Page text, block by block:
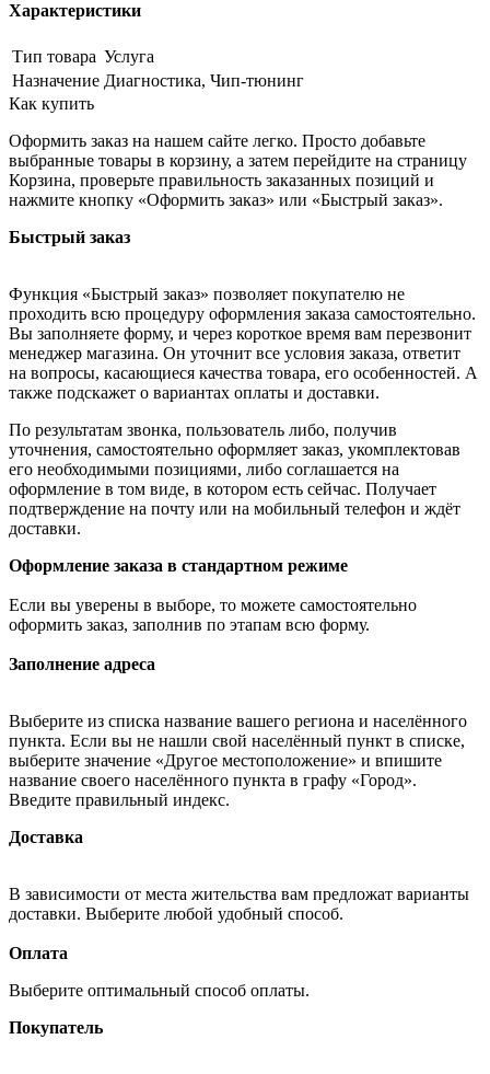
Характеристики
Тип товара Услуга
Назначение Диагностика, Чип-тюнинг
Как купить
Оформить заказ на нашем сайте легко. Просто добавьте
выбранные товары в корзину, а затем перейдите на страницу
Корзина, проверьте правильность заказанных позиций и
нажмите кнопку «Оформить заказ» или «Быстрый заказ».
Быстрый заказ
Функция «Быстрый заказ» позволяет покупателю не
проходить всю процедуру оформления заказа самостоятельно.
Вы заполняете форму, и через короткое время вам перезвонит
менеджер магазина. Он уточнит все условия заказа, ответит
на вопросы, касающиеся качества товара, его особенностей. А
также подскажет о вариантах оплаты и доставки.
По результатам звонка, пользователь либо, получив
уточнения, самостоятельно оформляет заказ, укомплектовав
его необходимыми позициями, либо соглашается на
оформление в том виде, в котором есть сейчас. Получает
подтверждение на почту или на мобильный телефон и ждёт
доставки.
Оформление заказа в стандартном режиме
Если вы уверены в выборе, то можете самостоятельно
оформить заказ, заполнив по этапам всю форму.
Заполнение адреса
Выберите из списка название вашего региона и населённого
пункта. Если вы не нашли свой населённый пункт в списке,
выберите значение «Другое местоположение» и впишите
название своего населённого пункта в графу «Город».
Введите правильный индекс.
Доставка
В зависимости от места жительства вам предложат варианты
доставки. Выберите любой удобный способ.
Оплата
Выберите оптимальный способ оплаты.
Покупатель